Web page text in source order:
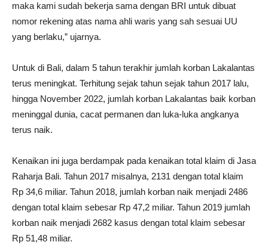
maka kami sudah bekerja sama dengan BRI untuk dibuat
nomor rekening atas nama ahli waris yang sah sesuai UU
yang berlaku,” ujarnya.
Untuk di Bali, dalam 5 tahun terakhir jumlah korban Lakalantas
terus meningkat. Terhitung sejak tahun sejak tahun 2017 lalu,
hingga November 2022, jumlah korban Lakalantas baik korban
meninggal dunia, cacat permanen dan luka-luka angkanya
terus naik.
Kenaikan ini juga berdampak pada kenaikan total klaim di Jasa
Raharja Bali. Tahun 2017 misalnya, 2131 dengan total klaim
Rp 34,6 miliar. Tahun 2018, jumlah korban naik menjadi 2486
dengan total klaim sebesar Rp 47,2 miliar. Tahun 2019 jumlah
korban naik menjadi 2682 kasus dengan total klaim sebesar
Rp 51,48 miliar.